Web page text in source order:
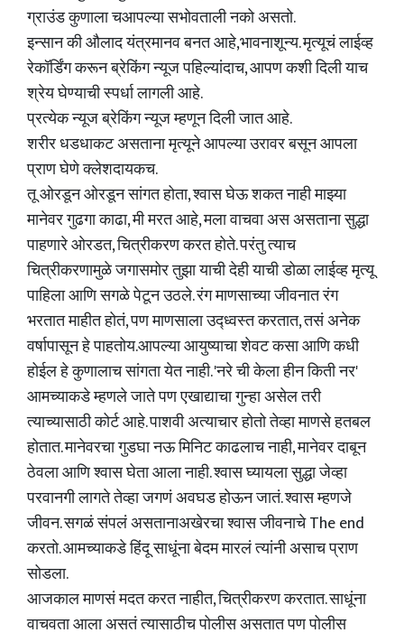
ग्राउंड कुणाला चआपल्या सभोवताली नको असतो.
इन्सान की औलाद यंत्रमानव बनत आहे,भावनाशून्य. मृत्यूचं लाईव्ह
रेकॉर्डिंग करून ब्रेकिंग न्यूज पहिल्यांदाच, आपण कशी दिली याच
श्रेय घेण्याची स्पर्धा लागली आहे.
प्रत्येक न्यूज ब्रेकिंग न्यूज म्हणून दिली जात आहे.
शरीर धडधाकट असताना मृत्यूने आपल्या उरावर बसून आपला
प्राण घेणे क्लेशदायकच.
तू ओरडून ओरडून सांगत होता, श्वास घेऊ शकत नाही माझ्या
मानेवर गुढगा काढा, मी मरत आहे, मला वाचवा अस असताना सुद्धा
पाहणारे ओरडत, चित्रीकरण करत होते. परंतु त्याच
चित्रीकरणामुळे जगासमोर तुझा याची देही याची डोळा लाईव्ह मृत्यू
पाहिला आणि सगळे पेटून उठले. रंग माणसाच्या जीवनात रंग
भरतात माहीत होतं, पण माणसाला उद्ध्वस्त करतात, तसं अनेक
वर्षापासून हे पाहतोय.आपल्या आयुष्याचा शेवट कसा आणि कधी
होईल हे कुणालाच सांगता येत नाही. 'नरे ची केला हीन किती नर'
आमच्याकडे म्हणले जाते पण एखाद्याचा गुन्हा असेल तरी
त्याच्यासाठी कोर्ट आहे. पाशवी अत्याचार होतो तेव्हा माणसे हतबल
होतात. मानेवरचा गुडघा नऊ मिनिट काढलाच नाही, मानेवर दाबून
ठेवला आणि श्वास घेता आला नाही. श्वास घ्यायला सुद्धा जेव्हा
परवानगी लागते तेव्हा जगणं अवघड होऊन जातं. श्वास म्हणजे
जीवन. सगळं संपलं असतानाअखेरचा श्वास जीवनाचे The end
करतो. आमच्याकडे हिंदू साधूंना बेदम मारलं त्यांनी असाच प्राण
सोडला.
आजकाल माणसं मदत करत नाहीत, चित्रीकरण करतात. साधूंना
वाचवता आला असतं त्यासाठीच पोलीस असतात पण पोलीस